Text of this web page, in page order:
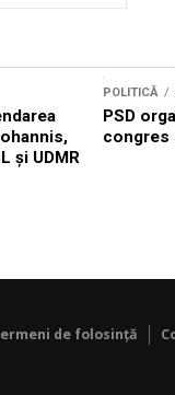
și UDMR
POLITICĂ
PSD
congres
de folosință